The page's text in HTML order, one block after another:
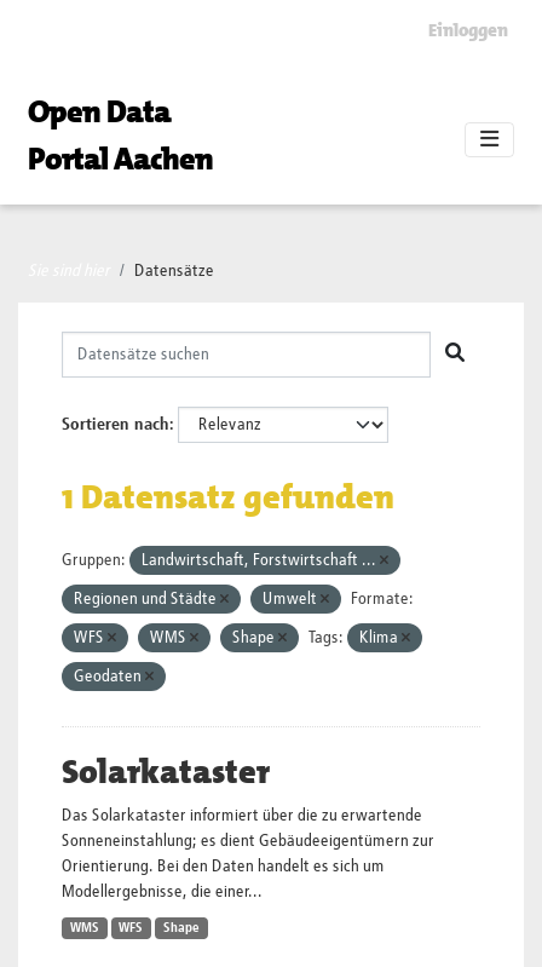
Einloggen
Open Data
Portal Aachen
Datensätze
Sortieren nach
1 Datensatz gefunden
Gruppen: Landwirtschaft, Forstwirtschaft ...
Regionen und Städte Umwelt Formate:
WFS WMS Shape Tags: Klima
Geodaten
Solarkataster
Das Solarkataster informiert über die zu erwartende
Sonneneinstahlung; es dient Gebäudeeigentümern zur
Orientierung. Bei den Daten handelt es sich um
Modellergebnisse, die einer...
WMS WFS Shape